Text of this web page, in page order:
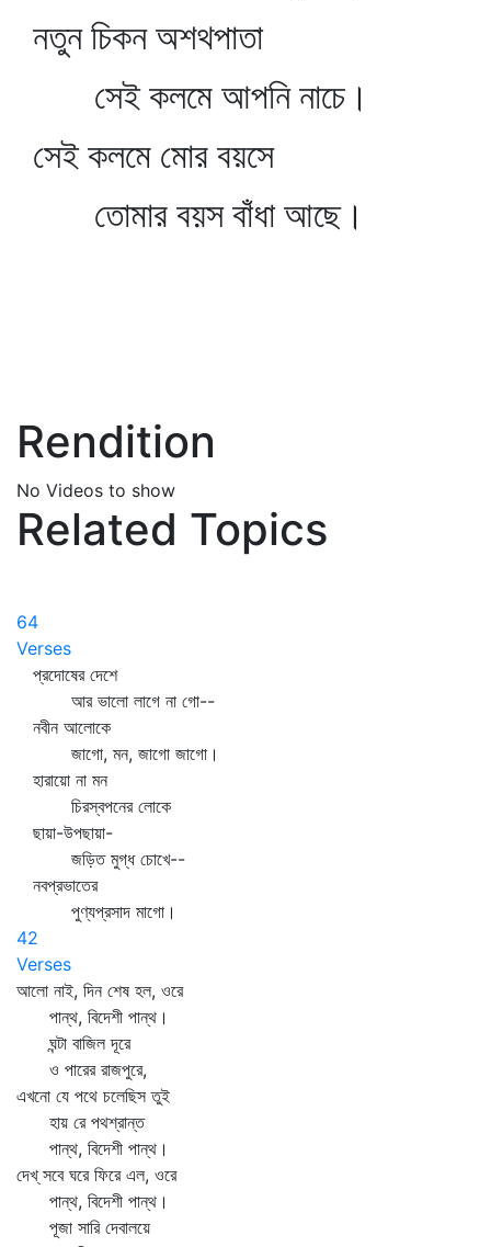
নতুন চিকন অশথপাতা
সেই কলমে আপনি নাচে।
সেই কলমে মোর বয়সে
তোমার বয়স বাঁধা আছে।
Rendition
No Videos to show
Related Topics
64
Verses
প্রদোষের দেশে
আর ভালো লাগে না গো--
নবীন আলোকে
জাগো, মন, জাগো জাগো।
হারায়ো না মন
চিরস্বপনের লোকে
ছায়া-উপছায়া-
জড়িত মুগ্ধ চোখে--
নবপ্রভাতের
পুণ্যপ্রসাদ মাগো।
42
Verses
আলো নাই, দিন শেষ হল, ওরে
পান্থ, বিদেশী পান্থ।
ঘন্টা বাজিল দূরে
ও পারের রাজপুরে,
এখনো যে পথে চলেছিস তুই
হায় রে পথশ্রান্ত
পান্থ, বিদেশী পান্থ।
দেখ্‌ সবে ঘরে ফিরে এল, ওরে
পান্থ, বিদেশী পান্থ।
পূজা সারি দেবালয়ে